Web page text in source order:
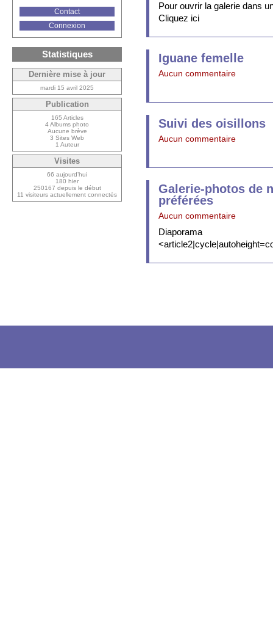
Pour ouvrir la galerie dans
Cliquez ici
Iguane femelle
Aucun commentaire
Suivi des oisillons
Aucun commentaire
Galerie-photos de
préférées
Aucun commentaire
Diaporama
Contact
Connexion
Statistiques
Dernière mise à jour
mardi 15 avril 2025
Publication
165 Articles
4 Albums photo
Aucune brève
3 Sites Web
1 Auteur
Visites
66 aujourd’hui
180 hier
250167 depuis le début
11 visiteurs actuellement connectés